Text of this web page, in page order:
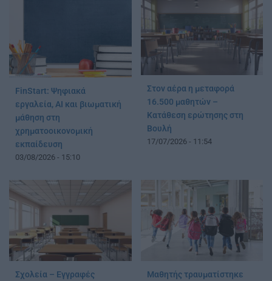
FinStart: Ψηφιακά
εργαλεία, AI και βιωματική
μάθηση στη
χρηματοοικονομική
εκπαίδευση
03/08/2026 - 15:10
Στον αέρα η μεταφορά
16.500 μαθητών –
Κατάθεση ερώτησης στη
Βουλή
17/07/2026 - 11:54
Σχολεία – Εγγραφές
Μαθητής τραυματίστηκε